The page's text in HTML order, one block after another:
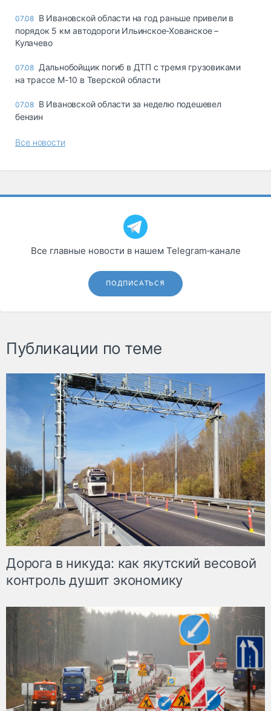
07.08 В Ивановской области на год раньше привели в
порядок 5 км автодороги Ильинское-Хованское –
Кулачево
07.08 Дальнобойщик погиб в ДТП с тремя грузовиками
на трассе М-10 в Тверской области
07.08 В Ивановской области за неделю подешевел
бензин
Все новости
Все главные новости в нашем Telegram‑канале
ПОДПИСАТЬСЯ
Публикации по теме
Дорога в никуда: как якутский весовой
контроль душит экономику